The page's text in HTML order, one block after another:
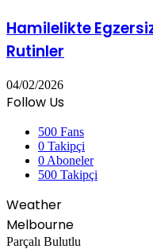
Hamilelikte
Rutinler
04/02/2026
Follow Us
500 Fans
0 Takipçi
0 Aboneler
500 Takipçi
Weather
Melbourne
Parçalı Bulutlu